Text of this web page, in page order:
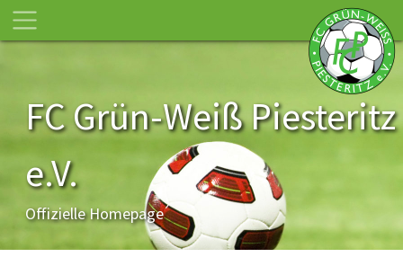
FC Grün-Weiß Piesteritz
e.V.
Offizielle Homepage